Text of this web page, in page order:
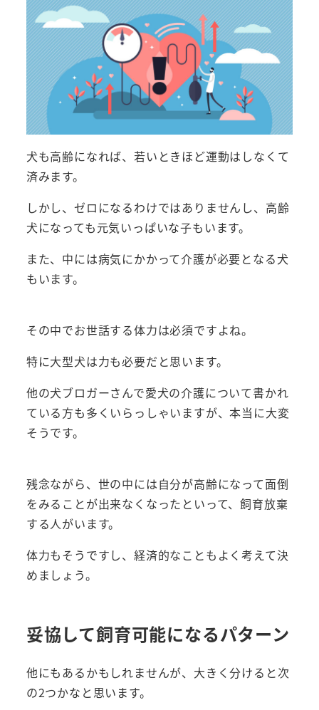
犬も高齢になれば、若いときほど運動はしなくて
済みます。
しかし、ゼロになるわけではありませんし、高齢
犬になっても元気いっぱいな子もいます。
また、中には病気にかかって介護が必要となる犬
もいます。
その中でお世話する体力は必須ですよね。
特に大型犬は力も必要だと思います。
他の犬ブロガーさんで愛犬の介護について書かれ
ている方も多くいらっしゃいますが、本当に大変
そうです。
残念ながら、世の中には自分が高齢になって面倒
をみることが出来なくなったといって、飼育放棄
する人がいます。
体力もそうですし、経済的なこともよく考えて決
めましょう。
妥協して飼育可能になるパターン
他にもあるかもしれませんが、大きく分けると次
の2つかなと思います。